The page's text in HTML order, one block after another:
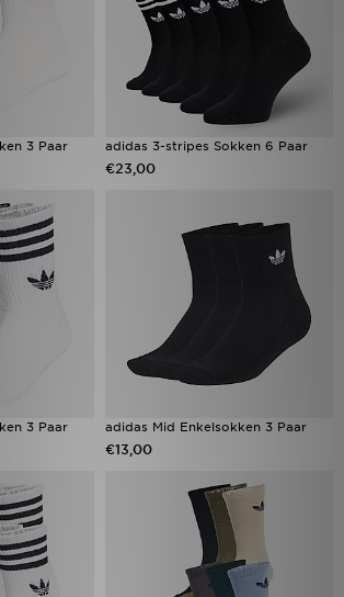
3 Paar adidas 3-stripes Sokken 6 Paar
€23,00
3 Paar adidas Mid Enkelsokken 3 Paar
€13,00